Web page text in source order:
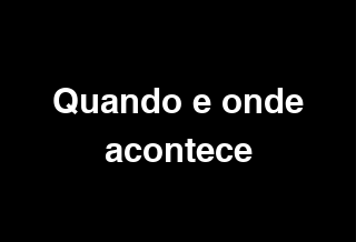
Quando e onde
acontece